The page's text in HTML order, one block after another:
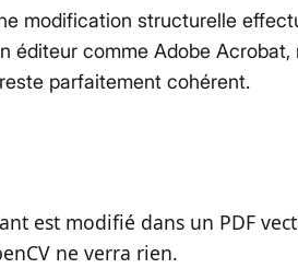
modification structurelle
éditeur comme Adobe
parfaitement cohérent.
est modifié dans un PDF
ne verra rien.